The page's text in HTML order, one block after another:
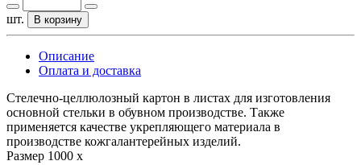
шт. В корзину
Описание
Оплата и доставка
Стелечно-целлюлозный картон в листах для изготовления
основной стельки в обувном производстве. Также
применяется качестве укрепляющего материала в
производстве кожгалантерейных изделий.
Размер 1000 х